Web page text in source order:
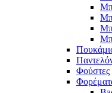
Φούστες